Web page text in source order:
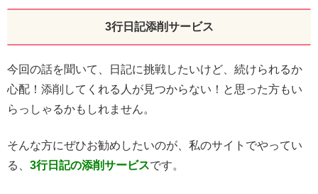
3行日記添削サービス
今回の話を聞いて、日記に挑戦したいけど、続けられるか
心配！添削してくれる人が見つからない！と思った方もい
らっしゃるかもしれません。
そんな方にぜひお勧めしたいのが、私のサイトでやってい
る、 3行日記の添削サービスです。